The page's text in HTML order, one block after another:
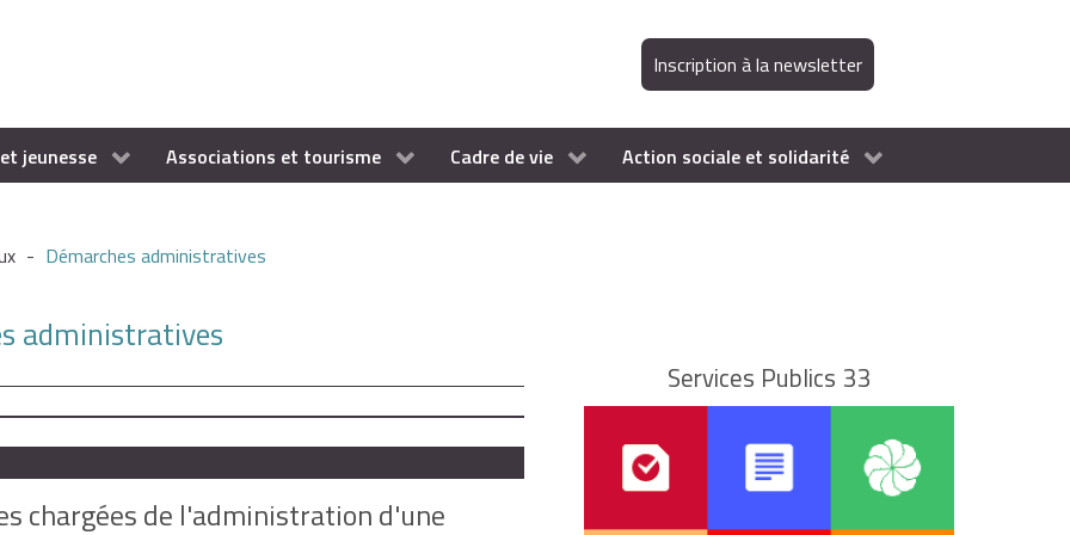
Inscription à la newsletter
jeunesse Associations et tourisme Cadre de vie Action sociale et solidarité
- Démarches administratives
administratives
chargées de l'administration d'une
Services Publics 33